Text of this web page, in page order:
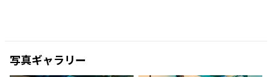
写真ギャラリー